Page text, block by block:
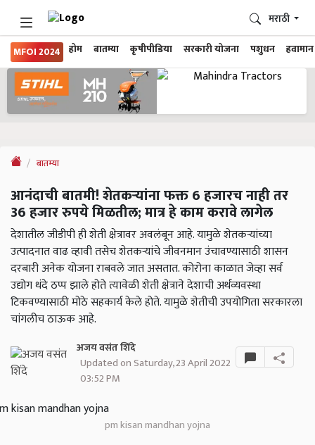
MFOI 2024 होम बातम्या कृषीपीडिया सरकारी योजना पशुधन हवामान
मराठी
बातम्या
आनंदाची बातमी! शेतकऱ्यांना फक्त 6 हजारच नाही तर
36 हजार रुपये मिळतील; मात्र हे काम करावे लागेल
देशातील जीडीपी ही शेती क्षेत्रावर अवलंबून आहे. यामुळे शेतकऱ्यांच्या
उत्पादनात वाढ व्हावी तसेच शेतकऱ्यांचे जीवनमान उंचावण्यासाठी शासन
दरबारी अनेक योजना राबवले जात असतात. कोरोना काळात जेव्हा सर्व
उद्योग धंदे ठप्प झाले होते त्यावेळी शेती क्षेत्राने देशाची अर्थव्यवस्था
टिकवण्यासाठी मोठे सहकार्य केले होते. यामुळे शेतीची उपयोगिता सरकारला
चांगलीच ठाऊक आहे.
अजय वसंत शिंदे
Updated on Saturday, 23 April 2022
03:52 PM
pm kisan mandhan yojna